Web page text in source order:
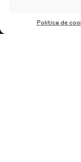
Política de